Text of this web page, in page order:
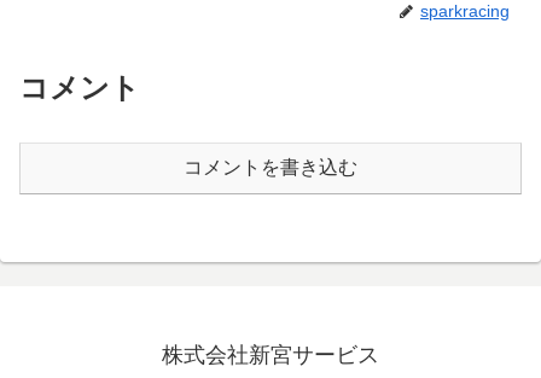
sparkracing
コメント
コメントを書き込む
株式会社新宮サービス